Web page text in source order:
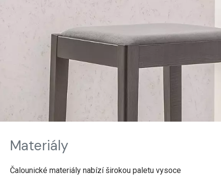
Materiály
Čalounické materiály nabízí širokou paletu vysoce